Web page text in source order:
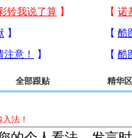
全部跟贴 精华区
法！